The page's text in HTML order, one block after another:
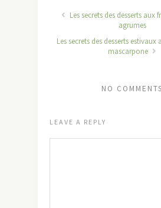
Les secrets des desserts aux
agrumes
Les secrets des desserts
mascarpone
NO COMMENTS
LEAVE A REPLY